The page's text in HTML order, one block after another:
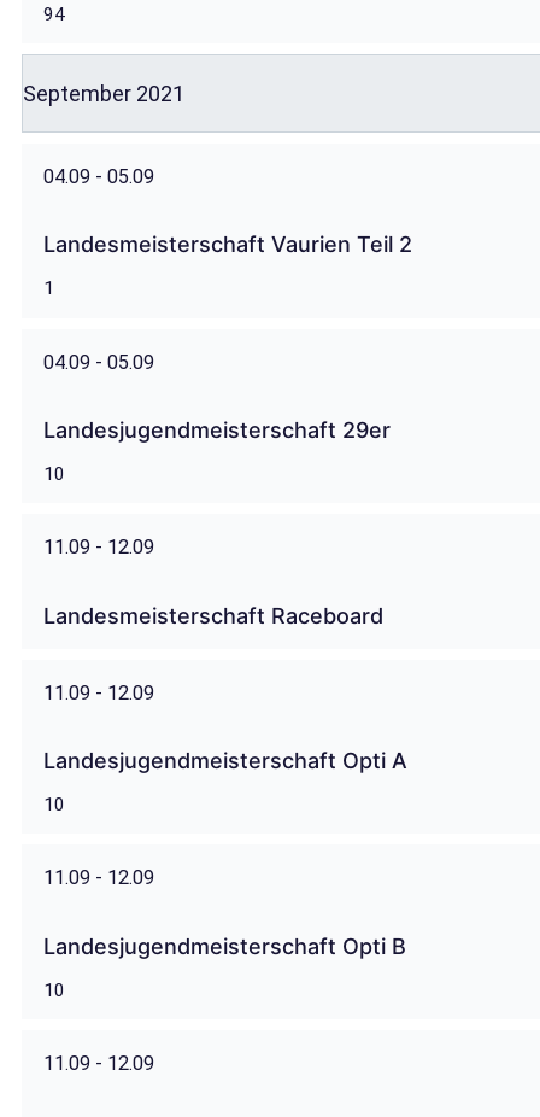
94
September 2021
04.09 - 05.09
Landesmeisterschaft Vaurien Teil 2
1
04.09 - 05.09
Landesjugendmeisterschaft 29er
10
11.09 - 12.09
Landesmeisterschaft Raceboard
11.09 - 12.09
Landesjugendmeisterschaft Opti A
10
11.09 - 12.09
Landesjugendmeisterschaft Opti B
10
11.09 - 12.09